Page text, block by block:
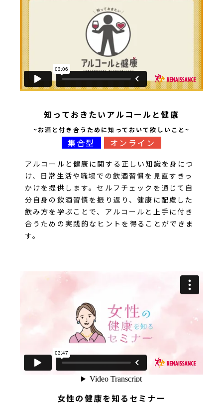
知っておきたいアルコールと健康
~お酒と付き合うために知っておいて欲しいこと~
集合型 オンライン
アルコールと健康に関する正しい知識を身につ
け、日常生活や職場での飲酒習慣を見直すきっ
かけを提供します。セルフチェックを通じて自
分自身の飲酒習慣を振り返り、健康に配慮した
飲み方を学ぶことで、アルコールと上手に付き
合うための実践的なヒントを得ることができま
す。
女性の健康を知るセミナー